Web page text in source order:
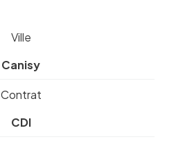
Ville
Canisy
Contrat
CDI